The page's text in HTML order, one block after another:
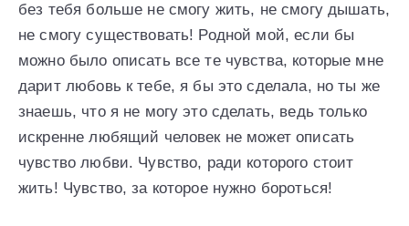
без тебя больше не смогу жить, не смогу дышать,
не смогу существовать! Родной мой, если бы
можно было описать все те чувства, которые мне
дарит любовь к тебе, я бы это сделала, но ты же
знаешь, что я не могу это сделать, ведь только
искренне любящий человек не может описать
чувство любви. Чувство, ради которого стоит
жить! Чувство, за которое нужно бороться!